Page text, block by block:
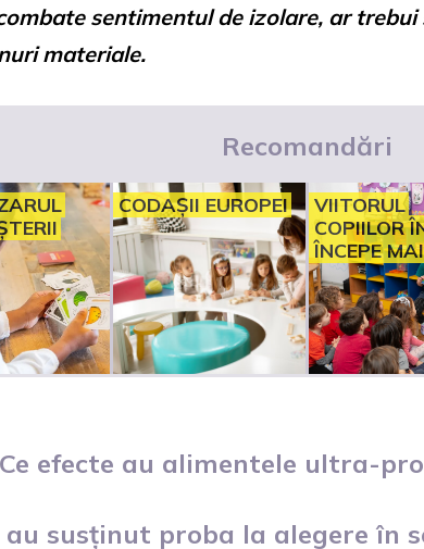
sentimentul de izolare, ar
materiale.
Recomandări
CODAȘII EUROPEI
VIITORUL
COPIILOR
ÎNCEPE
efecte au alimentele ultra-
susținut proba la alegere în